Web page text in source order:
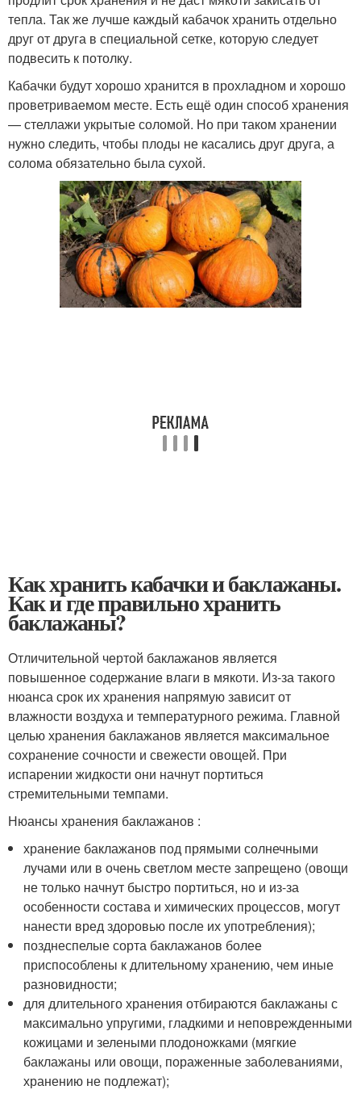
тепла. Так же лучше каждый кабачок хранить отдельно
друг от друга в специальной сетке, которую следует
подвесить к потолку.
Кабачки будут хорошо хранится в прохладном и хорошо
проветриваемом месте. Есть ещё один способ хранения
— стеллажи укрытые соломой. Но при таком хранении
нужно следить, чтобы плоды не касались друг друга, а
солома обязательно была сухой.
Как хранить кабачки и баклажаны.
Как и где правильно хранить
баклажаны?
Отличительной чертой баклажанов является
повышенное содержание влаги в мякоти. Из-за такого
нюанса срок их хранения напрямую зависит от
влажности воздуха и температурного режима. Главной
целью хранения баклажанов является максимальное
сохранение сочности и свежести овощей. При
испарении жидкости они начнут портиться
стремительными темпами.
Нюансы хранения баклажанов :
хранение баклажанов под прямыми солнечными
лучами или в очень светлом месте запрещено (овощи
не только начнут быстро портиться, но и из-за
особенности состава и химических процессов, могут
нанести вред здоровью после их употребления);
позднеспелые сорта баклажанов более
приспособлены к длительному хранению, чем иные
разновидности;
для длительного хранения отбираются баклажаны с
максимально упругими, гладкими и неповрежденными
кожицами и зелеными плодоножками (мягкие
баклажаны или овощи, пораженные заболеваниями,
хранению не подлежат);